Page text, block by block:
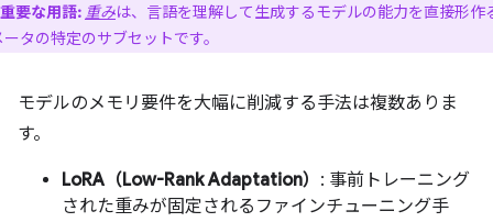
重要な用語: 重みは、言語を理解して生成するモデルの能力を直接形作
タの特定のサブセットです。
モデルのメモリ要件を大幅に削減する手法は複数ありま
す。
LoRA（Low-Rank Adaptation） : 事前トレーニング
された重みが固定されるファインチューニング手